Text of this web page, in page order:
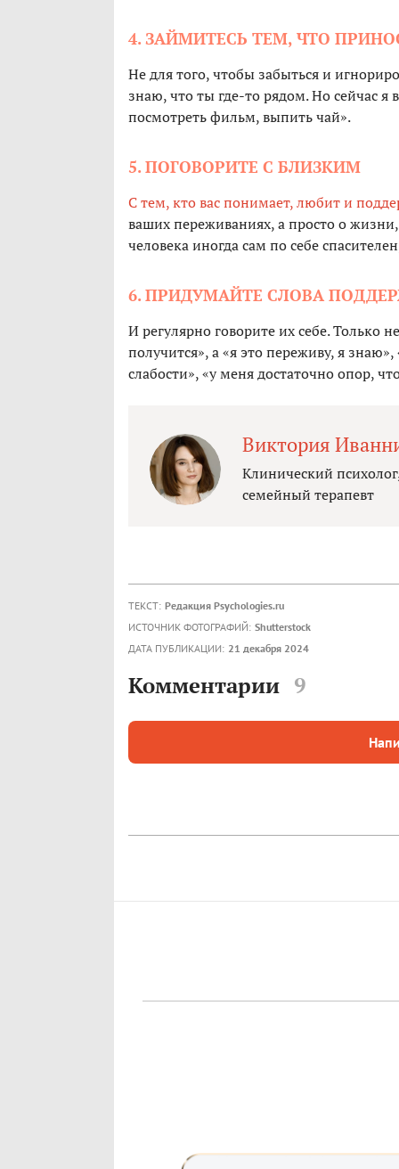
4. ЗАЙМИТЕСЬ ТЕМ, ЧТО
Не для того, чтобы забыться и
знаю, что ты где-то рядом. Но сейчас
посмотреть фильм, выпить чай».
5. ПОГОВОРИТЕ С БЛИЗКИМ
С тем, кто вас понимает, любит и
ваших переживаниях, а просто о
человека иногда сам по себе
6. ПРИДУМАЙТЕ СЛОВА
И регулярно говорите их себе. Только
получится», а «я это переживу, я
слабости», «у меня достаточно опор,
Виктория
Клинический
семейный терапевт
ТЕКСТ: Редакция Psychologies.ru
ИСТОЧНИК ФОТОГРАФИЙ: Shutterstock
ДАТА ПУБЛИКАЦИИ: 21 декабря 2024
Комментарии 9